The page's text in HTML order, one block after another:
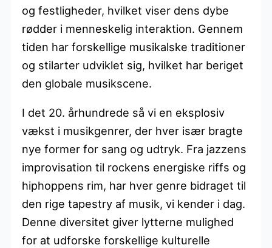
og festligheder, hvilket viser dens dybe
rødder i menneskelig interaktion. Gennem
tiden har forskellige musikalske traditioner
og stilarter udviklet sig, hvilket har beriget
den globale musikscene.
I det 20. århundrede så vi en eksplosiv
vækst i musikgenrer, der hver især bragte
nye former for sang og udtryk. Fra jazzens
improvisation til rockens energiske riffs og
hiphoppens rim, har hver genre bidraget til
den rige tapestry af musik, vi kender i dag.
Denne diversitet giver lytterne mulighed
for at udforske forskellige kulturelle